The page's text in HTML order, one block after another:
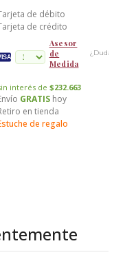
de débito
de crédito
Asesor
de
Medida
¿Dudas?
interés de $232.663
GRATIS hoy
en tienda
de regalo